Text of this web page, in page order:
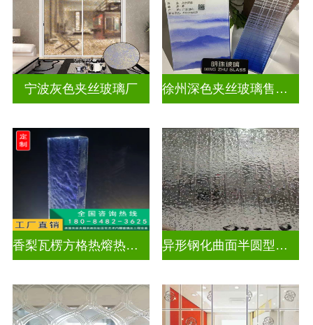
宁波灰色夹丝玻璃厂 徐州深色夹丝玻璃售价多少钱
香梨瓦楞方格热熔热弯玻璃 异形钢化曲面半圆型异形弧形玻璃